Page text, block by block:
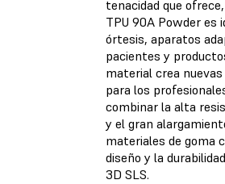
tenacidad que
TPU 90A Powder es
órtesis, aparatos
pacientes y
material crea
para los
combinar la alta
y el gran
materiales de goma
diseño y la
3D SLS.